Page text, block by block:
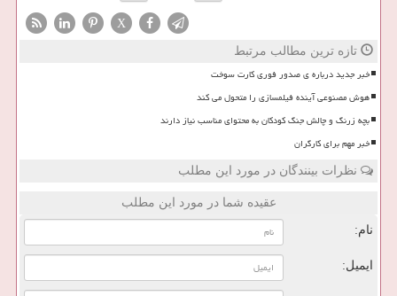
X
تازه ترین مطالب مرتبط
خبر جدید درباره ی صدور فوری کارت سوخت
هوش مصنوعی آینده فیلمسازی را متحول می کند
بچه زرنگ و چالش جنگ کودکان به محتوای مناسب نیاز دارند
خبر مهم برای کارگران
نظرات بینندگان در مورد این مطلب
عقیده شما در مورد این مطلب
نام:
ایمیل: